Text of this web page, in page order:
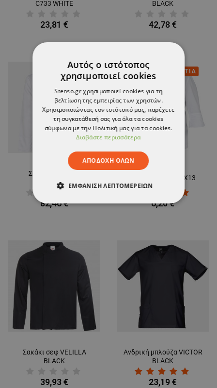
C733 WHITE
23,81 €
BLACK
42,78 €
Σακάκι κουζίνας
EMANUEL
82,46 €
ΤΕΛΕΥΤΑΙΑ ΚΟΜΜΑΤΙΑ
Σακάκι κουζίνας X13
6,20 €
Σακάκι σεφ VELILLA
BLACK
39,93 €
Ανδρική μπλούζα VICTOR
BLACK
23,19 €
Αυτός ο ιστότοπος
χρησιμοποιεί cookies
Stenso.gr χρησιμοποιεί cookies για τη
βελτίωση της εμπειρίας των χρηστών.
Χρησιμοποιώντας τον ιστότοπό μας, παρέχετε
τη συγκατάθεσή σας για όλα τα cookies
σύμφωνα με την Πολιτική μας για τα cookies.
Διαβάστε περισσότερα
ΑΠΟΔΟΧΉ ΌΛΩΝ
ΕΜΦΆΝΙΣΗ ΛΕΠΤΟΜΕΡΕΙΏΝ
ΑΠΟΛΎΤΩΣ ΑΠΑΡΑΊΤΗΤΑ
ΛΕΙΤΟΥΡΓΙΚΌΤΗΤΑΣ
ΜΗ ΤΑΞΙΝΟΜΗΜΈΝΑ